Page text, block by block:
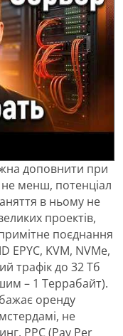
доповнити при
менш, потенціал
в ньому не
проектів,
поєднання
EPYC, KVM, NVMe,
трафік до 32 Тб
– 1 Террабайт).
оренду
не
PPC (Pay Per